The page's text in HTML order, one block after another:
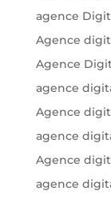
agence
Agence
Agence
agence
Agence
agence
Agence
agence